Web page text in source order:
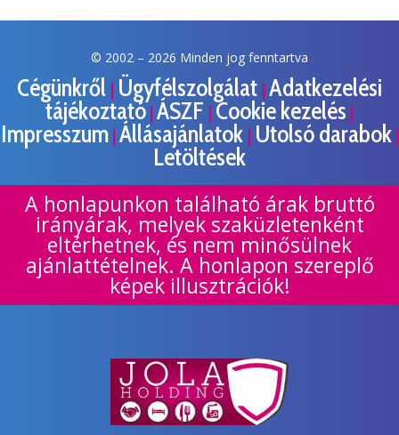
© 2002 – 2026 Minden jog fenntartva
Cégünkről | Ügyfélszolgálat | Adatkezelési
tájékoztató | ÁSZF | Cookie kezelés |
Impresszum| Állásajánlatok | Utolsó darabok|
Letöltések
A honlapunkon található árak bruttó
irányárak, melyek szaküzletenként
eltérhetnek, és nem minősülnek
ajánlattételnek. A honlapon szereplő
képek illusztrációk!